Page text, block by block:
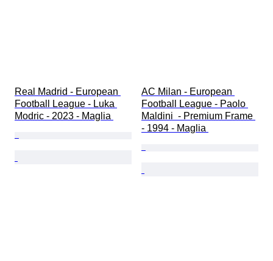
Real Madrid - European
Football League - Luka
Modric - 2023 - Maglia
AC Milan - European
Football League - Paolo
Maldini  - Premium Frame
- 1994 - Maglia